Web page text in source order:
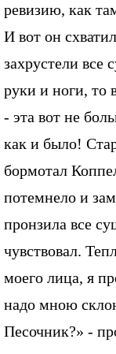
ревизию, как
И вот он
захрустели все
руки и ноги, то
- эта вот не
как и было!
бормотал
потемнело и
пронзила все
чувствовал.
моего лица, я
надо мною
Песочник?» -